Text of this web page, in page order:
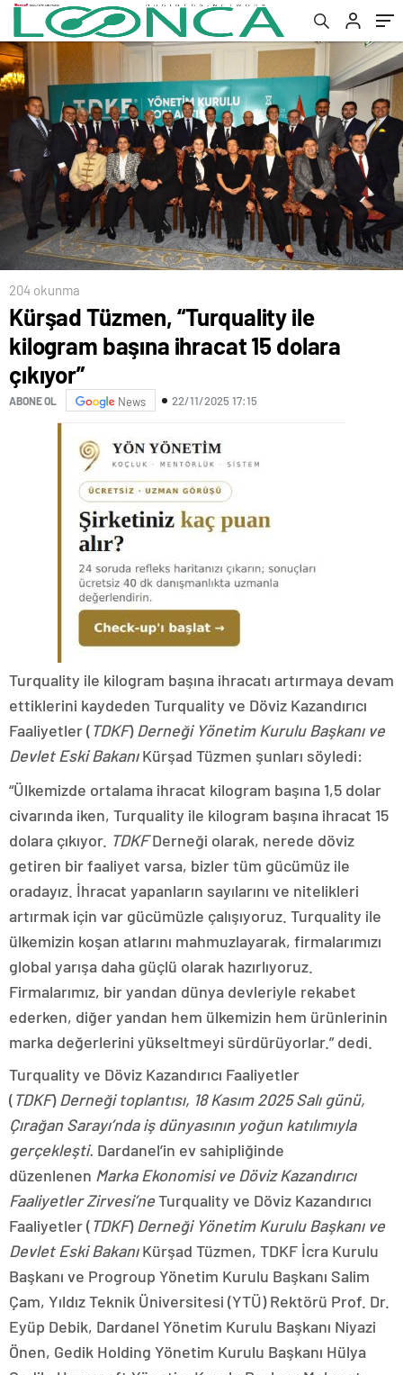
204 okunma
Kürşad Tüzmen, “Turquality ile
kilogram başına ihracat 15 dolara
çıkıyor”
ABONE OL News 22/11/2025 17:15
Turquality ile kilogram başına ihracatı artırmaya devam
ettiklerini kaydeden Turquality ve Döviz Kazandırıcı
Faaliyetler (TDKF)Derneği Yönetim Kurulu Başkanı ve
Devlet Eski BakanıKürşad Tüzmen şunları söyledi:
“Ülkemizde ortalama ihracat kilogram başına 1,5 dolar
civarında iken, Turquality ile kilogram başına ihracat 15
dolara çıkıyor. TDKFDerneği olarak, nerede döviz
getiren bir faaliyet varsa, bizler tüm gücümüz ile
oradayız. İhracat yapanların sayılarını ve nitelikleri
artırmak için var gücümüzle çalışıyoruz. Turquality ile
ülkemizin koşan atlarını mahmuzlayarak, firmalarımızı
global yarışa daha güçlü olarak hazırlıyoruz.
Firmalarımız, bir yandan dünya devleriyle rekabet
ederken, diğer yandan hem ülkemizin hem ürünlerinin
marka değerlerini yükseltmeyi sürdürüyorlar.” dedi.
Turquality ve Döviz Kazandırıcı Faaliyetler
(TDKF)Derneği toplantısı, 18 Kasım 2025 Salı günü,
Çırağan Sarayı’nda iş dünyasının yoğun katılımıyla
gerçekleşti. Dardanel’in ev sahipliğinde
düzenlenen Marka Ekonomisi ve Döviz Kazandırıcı
Faaliyetler Zirvesi’neTurquality ve Döviz Kazandırıcı
Faaliyetler (TDKF)Derneği Yönetim Kurulu Başkanı ve
Devlet Eski BakanıKürşad Tüzmen, TDKF İcra Kurulu
Başkanı ve Progroup Yönetim Kurulu Başkanı Salim
Çam, Yıldız Teknik Üniversitesi (YTÜ) Rektörü Prof. Dr.
Eyüp Debik, Dardanel Yönetim Kurulu Başkanı Niyazi
Önen, Gedik Holding Yönetim Kurulu Başkanı Hülya